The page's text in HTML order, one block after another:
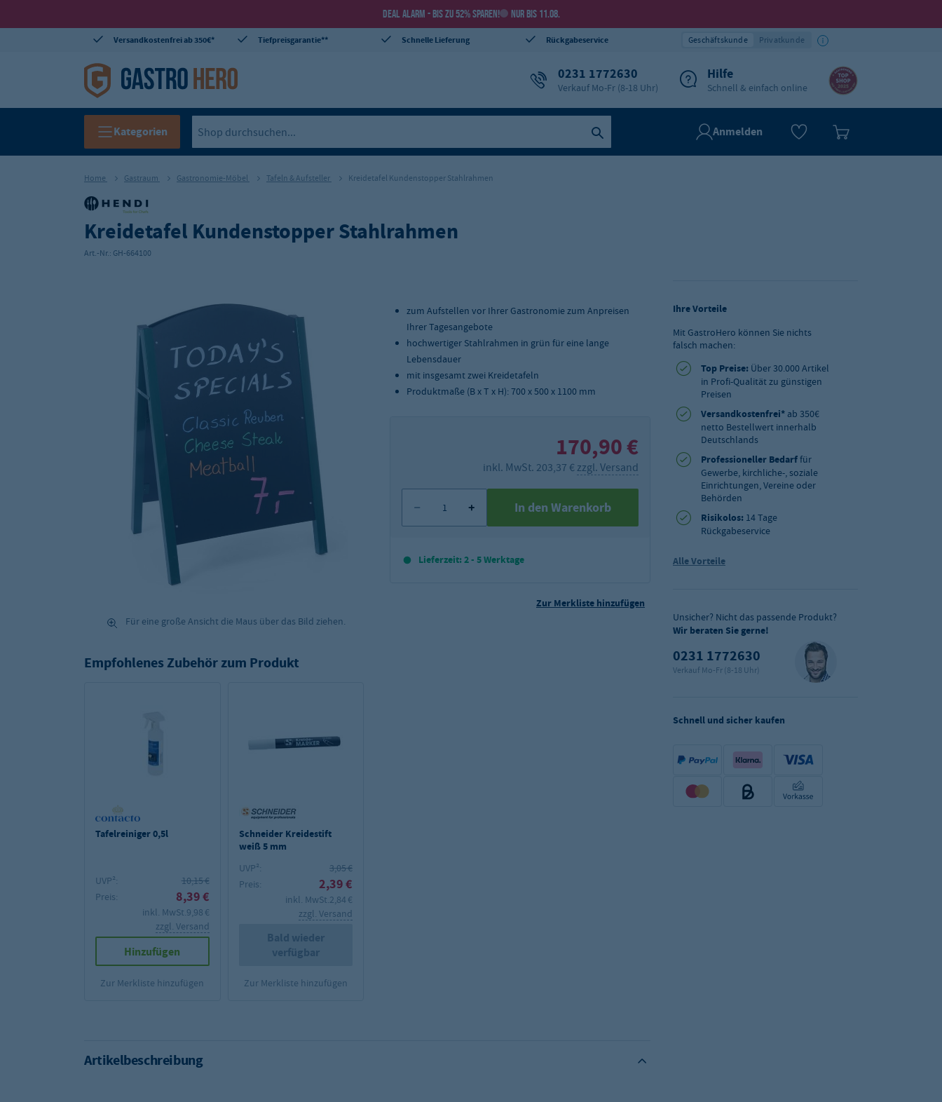
DEAL ALARM - BIS ZU 52% SPAREN! NUR BIS 11.08.
Versandkostenfrei ab 350€* Tiefpreisgarantie** Schnelle Lieferung Rückgabeservice Geschäftskunde Privatkunde
0231 1772630
Verkauf Mo-Fr (8-18 Uhr)
Hilfe
Schnell & einfach online
Kategorien Anmelden
Home Gastraum Gastronomie-Möbel Tafeln & Aufsteller Kreidetafel Kundenstopper Stahlrahmen
Kreidetafel Kundenstopper Stahlrahmen
Art.-Nr.: GH-664100
Für eine große Ansicht die Maus über das Bild ziehen.
zum Aufstellen vor Ihrer Gastronomie zum Anpreisen
Ihrer Tagesangebote
hochwertiger Stahlrahmen in grün für eine lange
Lebensdauer
mit insgesamt zwei Kreidetafeln
Produktmaße (B x T x H): 700 x 500 x 1100 mm
170,90 €
inkl. MwSt. 203,37 € zzgl. Versand
In den Warenkorb
Lieferzeit: 2 - 5 Werktage
Zur Merkliste hinzufügen
Empfohlenes Zubehör zum Produkt
Tafelreiniger 0,5l
UVP²:
10,15 €
Preis:
8,39 €
inkl. MwSt.9,98 €
zzgl. Versand
Hinzufügen
Zur Merkliste hinzufügen
Schneider Kreidestift
weiß 5 mm
UVP²:
3,05 €
Preis:
2,39 €
inkl. MwSt.2,84 €
zzgl. Versand
Bald wieder
verfügbar
Zur Merkliste hinzufügen
Artikelbeschreibung
Ihre Vorteile
Mit GastroHero können Sie nichts
falsch machen:
Top Preise: Über 30.000 Artikel
in Profi-Qualität zu günstigen
Preisen
Versandkostenfrei* ab 350€
netto Bestellwert innerhalb
Deutschlands
Professioneller Bedarffür
Gewerbe, kirchliche-, soziale
Einrichtungen, Vereine oder
Behörden
Risikolos: 14 Tage
Rückgabeservice
Alle Vorteile
Unsicher? Nicht das passende Produkt?
Wir beraten Sie gerne!
0231 1772630
Verkauf Mo-Fr (8-18 Uhr)
Schnell und sicher kaufen